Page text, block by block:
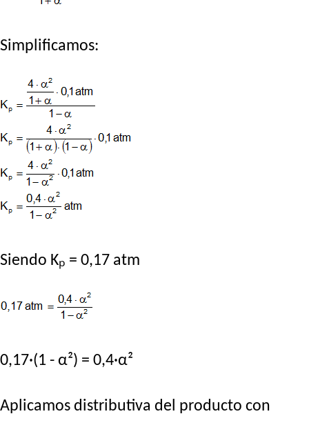
Simplificamos:
Siendo Kₚ = 0,17 atm
0,17·(1 - α²) = 0,4·α²
Aplicamos distributiva del producto con